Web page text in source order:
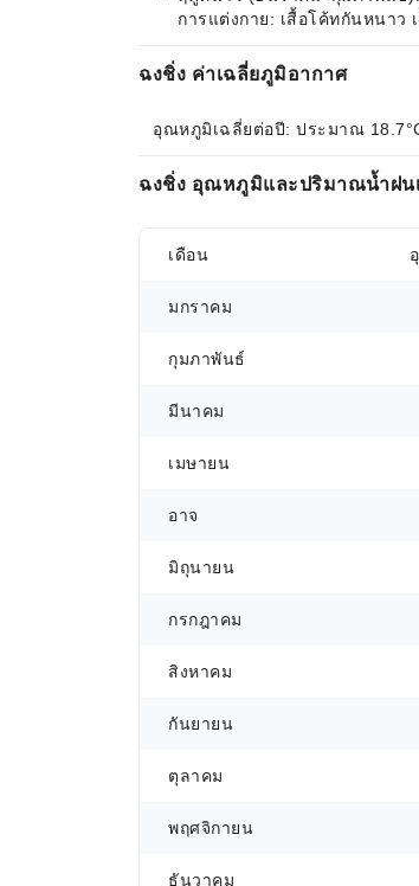
การแต่งกาย: เสื้อโค้ทกันหนาว
ฉงชิ่ง ค่าเฉลี่ยภูมิอากาศ
อุณหภูมิเฉลี่ยต่อปี: ประมาณ
ฉงชิ่ง อุณหภูมิและปริมาณน้ำฝน
เดือน
มกราคม
กุมภาพันธ์
มีนาคม
เมษายน
อาจ
มิถุนายน
กรกฎาคม
สิงหาคม
กันยายน
ตุลาคม
พฤศจิกายน
ธันวาคม